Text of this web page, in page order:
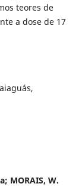
teores de
a dose de 17
MORAIS, W.